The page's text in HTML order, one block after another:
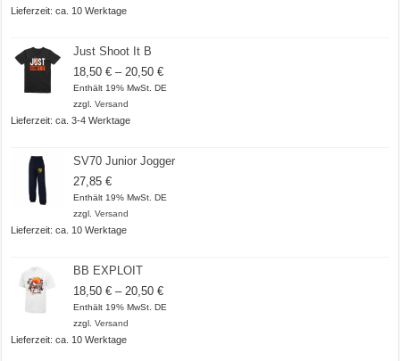
Lieferzeit: ca. 10 Werktage
Just Shoot It B
18,50€ – 20,50€Preisspanne:
18,50 €
Enthält 19% MwSt. DE
zzgl.Versand
Lieferzeit: ca. 3-4 Werktage
SV70 Junior Jogger
27,85€
Enthält 19% MwSt. DE
zzgl.Versand
Lieferzeit: ca. 10 Werktage
BB EXPLOIT
18,50€ – 20,50€Preisspanne:
18,50 €
Enthält 19% MwSt. DE
zzgl.Versand
Lieferzeit: ca. 10 Werktage